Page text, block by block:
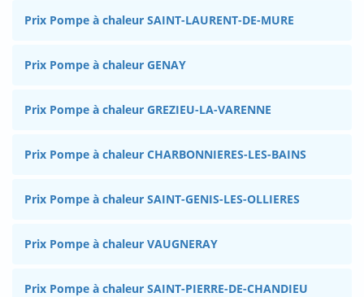
Prix Pompe à chaleur SAINT-LAURENT-DE-MURE
Prix Pompe à chaleur GENAY
Prix Pompe à chaleur GREZIEU-LA-VARENNE
Prix Pompe à chaleur CHARBONNIERES-LES-BAINS
Prix Pompe à chaleur SAINT-GENIS-LES-OLLIERES
Prix Pompe à chaleur VAUGNERAY
Prix Pompe à chaleur SAINT-PIERRE-DE-CHANDIEU